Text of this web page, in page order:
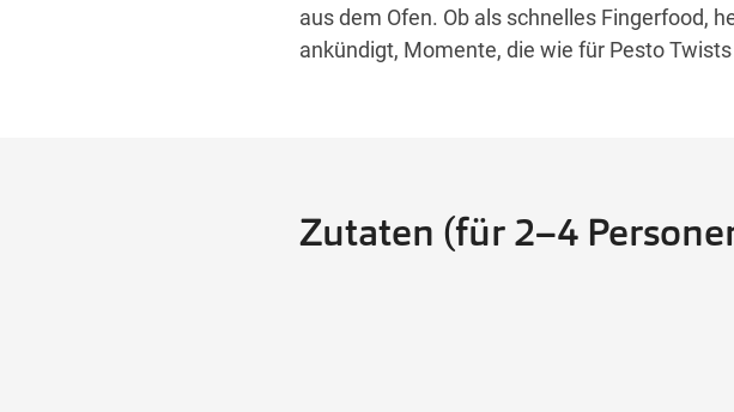
aus dem Ofen. Ob als schnelles Fingerfood,
ankündigt, Momente, die wie für Pesto
Zutaten (für 2–4